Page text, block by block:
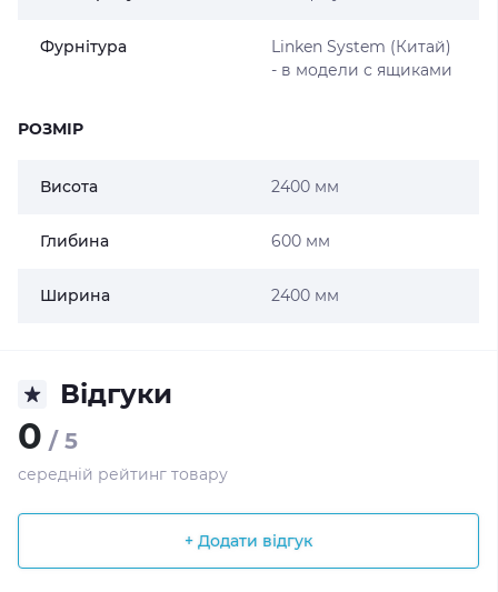
Фурнітура
Linken System (Китай)
- в модели с ящиками
РОЗМІР
Висота 2400 мм
Глибина 600 мм
Ширина 2400 мм
Відгуки
0 / 5
середній рейтинг товару
+ Додати відгук